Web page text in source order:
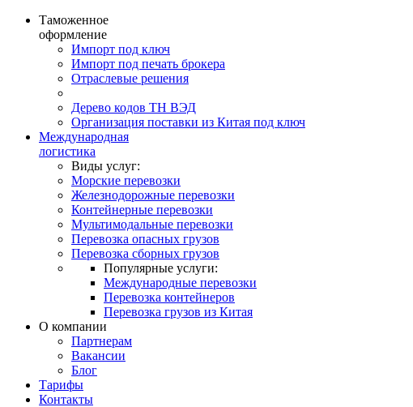
Таможенное
оформление
Импорт под ключ
Импорт под печать брокера
Отраслевые решения
Дерево кодов ТН ВЭД
Организация поставки из Китая под ключ
Международная
логистика
Виды услуг:
Морские перевозки
Железнодорожные перевозки
Контейнерные перевозки
Мультимодальные перевозки
Перевозка опасных грузов
Перевозка сборных грузов
Популярные услуги:
Международные перевозки
Перевозка контейнеров
Перевозка грузов из Китая
О компании
Партнерам
Вакансии
Блог
Тарифы
Контакты